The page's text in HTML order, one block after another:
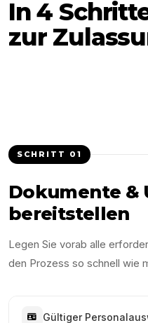
In 4
zur
SCHRITT 01
Dokumente &
bereitstellen
Legen Sie vorab alle
den Prozess so schnell wie
Gültiger